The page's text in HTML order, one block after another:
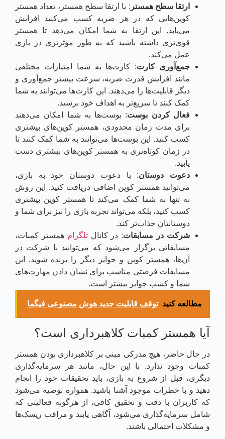
ارتقا سطح همستر: با ارتقا سطح همستر، تعداد همستر
کوین‌هایی که در هر ضربه کسب می‌کنید افزایش
می‌یابد. این ارتقا به شما امکان می‌دهد تا همستر
قوی‌تری داشته باشید که به طور مؤثرتری در بازی
عمل می‌کند.
جمع‌آوری کارت: کارت‌ها به شما امتیازات مختلفی
مانند افزایش قدرت ضربه، سرعت بیشتر جمع‌آوری و
دیگر قابلیت‌ها را می‌دهند. این کارت‌ها می‌توانند به شما
کمک کنند تا سریع‌تر به اهداف خود برسید.
فعال کردن بوست: بوست‌ها به شما امکان می‌دهند
برای مدت زمان محدودی، همستر کوین‌های بیشتری
کسب کنید. این بوست‌ها می‌توانند به شما کمک کنند تا
در زمان کوتاه‌تری به همستر کوین‌های بیشتری دست
یابید.
دعوت دوستان: با دعوت دوستان خود به بازی،
می‌توانید همستر کوین اضافی دریافت کنید. این روش
نه تنها به شما کمک می‌کند تا همستر کوین بیشتری
کسب کنید، بلکه می‌تواند تجربه بازی را نیز برای شما و
دوستانتان جذاب‌تر کند.
شرکت در مسابقات: در کانالتلگرامهمستر کمبات،
مسابقاتی برگزار می‌شود که می‌توانید با شرکت در
آن‌ها، همستر کوین و جوایز دیگر را برنده شوید. این
مسابقات فرصتی مناسب برای نشان دادن مهارت‌های
شما و کسب جوایز بیشتر است.
مطالعه کنید توقف قابلیت جدید هوش مصنوعی فیگما
آیا همستر کمبات کلاهبرداری است؟
در حال حاضر، هیچ مدرکی مبنی بر کلاهبرداری بودن همستر
کمبات وجود ندارد. با این حال، مانند هر سرمایه‌گذاری
دیگری، قبل از شروع به بازی، باید تحقیقات خود را انجام
دهید و با خطرات موجود آشنا باشید. همواره توصیه می‌شود
که کاربران با دقت و تحقیق کافی، از هرگونه فعالیتی که
شامل سرمایه‌گذاری می‌شود، آگاهی یابند و مراقب ریسک‌ها
و مشکلات احتمالی باشند.